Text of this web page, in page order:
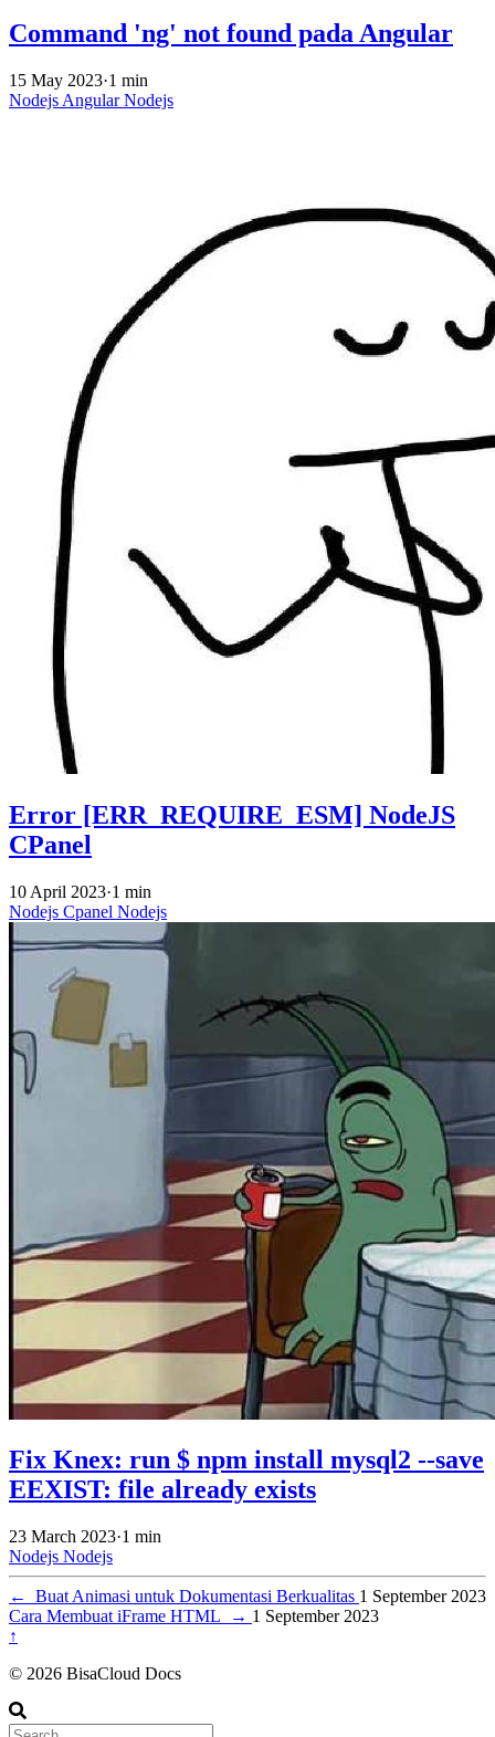
Command 'ng' not found pada Angular
15 May 2023·1 min
Nodejs AngularNodejs
Error [ERR_REQUIRE_ESM] NodeJS
CPanel
10 April 2023·1 min
Nodejs Cpanel Nodejs
Fix Knex: run $ npm install mysql2 --save
EEXIST: file already exists
23 March 2023·1 min
Nodejs Nodejs
← Buat Animasi untuk Dokumentasi Berkualitas 1 September 2023
Cara Membuat iFrame HTML
→ 1 September 2023
↑
© 2026 BisaCloud Docs